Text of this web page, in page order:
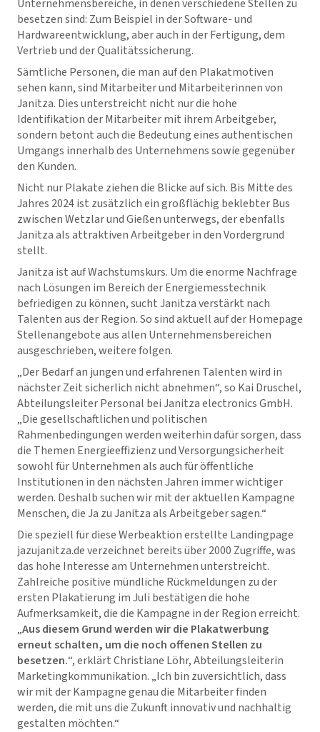
Unternehmensbereiche, in denen verschiedene Stellen zu
besetzen sind: Zum Beispiel in der Software- und
Hardwareentwicklung, aber auch in der Fertigung, dem
Vertrieb und der Qualitätssicherung.
Sämtliche Personen, die man auf den Plakatmotiven
sehen kann, sind Mitarbeiter und Mitarbeiterinnen von
Janitza. Dies unterstreicht nicht nur die hohe
Identifikation der Mitarbeiter mit ihrem Arbeitgeber,
sondern betont auch die Bedeutung eines authentischen
Umgangs innerhalb des Unternehmens sowie gegenüber
den Kunden.
Nicht nur Plakate ziehen die Blicke auf sich. Bis Mitte des
Jahres 2024 ist zusätzlich ein großflächig beklebter Bus
zwischen Wetzlar und Gießen unterwegs, der ebenfalls
Janitza als attraktiven Arbeitgeber in den Vordergrund
stellt.
Janitza ist auf Wachstumskurs. Um die enorme Nachfrage
nach Lösungen im Bereich der Energiemesstechnik
befriedigen zu können, sucht Janitza verstärkt nach
Talenten aus der Region. So sind aktuell auf der Homepage
Stellenangebote aus allen Unternehmensbereichen
ausgeschrieben, weitere folgen.
„Der Bedarf an jungen und erfahrenen Talenten wird in
nächster Zeit sicherlich nicht abnehmen“, so Kai Druschel,
Abteilungsleiter Personal bei Janitza electronics GmbH.
„Die gesellschaftlichen und politischen
Rahmenbedingungen werden weiterhin dafür sorgen, dass
die Themen Energieeffizienz und Versorgungsicherheit
sowohl für Unternehmen als auch für öffentliche
Institutionen in den nächsten Jahren immer wichtiger
werden. Deshalb suchen wir mit der aktuellen Kampagne
Menschen, die Ja zu Janitza als Arbeitgeber sagen.“
Die speziell für diese Werbeaktion erstellte Landingpage
jazujanitza.de verzeichnet bereits über 2000 Zugriffe, was
das hohe Interesse am Unternehmen unterstreicht.
Zahlreiche positive mündliche Rückmeldungen zu der
ersten Plakatierung im Juli bestätigen die hohe
Aufmerksamkeit, die die Kampagne in der Region erreicht.
„Aus diesem Grund werden wir die Plakatwerbung
erneut schalten, um die noch offenen Stellen zu
besetzen.“, erklärt Christiane Löhr, Abteilungsleiterin
Marketingkommunikation. „Ich bin zuversichtlich, dass
wir mit der Kampagne genau die Mitarbeiter finden
werden, die mit uns die Zukunft innovativ und nachhaltig
gestalten möchten.“